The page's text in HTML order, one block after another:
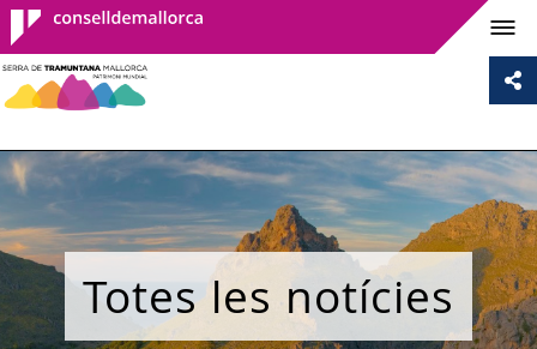
Consell de
Mallorca
Totes les notícies